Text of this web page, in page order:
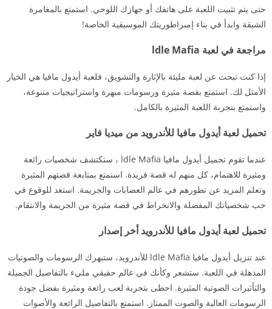
حتى يتم تثبيت اللعبة على هاتفك أو جهازك اللوحي. استمتع بالمغامرة
الشيقة وابدأ في بناء إمبراطوريتك الموسيقية الخاصة!
مراجعة في لعبة ldle Mafia
إذا كنت تبحث عن لعبة مليئة بالإثارة والتشويق، فلعبة أيدول مافيا هي الخيار
الأمثل لك. استمتع بقصة مثيرة ورسومات مبهرة واستراتيجيات متنوعة،
واستمتع بتجربة اللعبة المثيرة بالكامل.
تحميل لعبة أيدول مافيا للأندرويد من ميديا فاير
عندما تقوم تحميل أيدول مافيا ldle Mafia ، ستكتشف شخصيات رائعة
ومثيرة للاهتمام، كل منهم له قصة فريدة. استمتع بمتابعة قصتهم المثيرة
وتعلم المزيد عن تطورهم في عالم العصابات والجريمة. استعد للوقوع في
حب شخصياتك المفضلة والانخراط في قصة مثيرة من الجريمة والانتقام.
تحميل لعبة أيدول مافيا للأندرويد أخر إصدار
عند تنزيل أيدول مافيا ldle Mafia للأندرويد، ستبهرك الرسومات والصوتيات
المذهلة في اللعبة. ستشعر وكأنك في عالم حقيقي مليء بالتفاصيل الجميلة
والتأثيرات الصوتية المثيرة. احظى بتجربة لعب رائعة ومثيرة بفضل جودة
الرسومات العالية والصوت الممتاز. استمتع بالتفاصيل الرائعة والأصوات